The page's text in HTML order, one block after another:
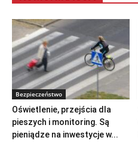
Bezpieczeństwo
Oświetlenie, przejścia dla
pieszych i monitoring. Są
pieniądze na inwestycje w...